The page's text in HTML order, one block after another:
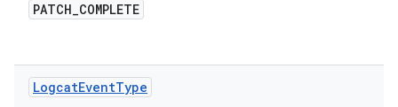
PATCH_COMPLETE
LogcatEventType